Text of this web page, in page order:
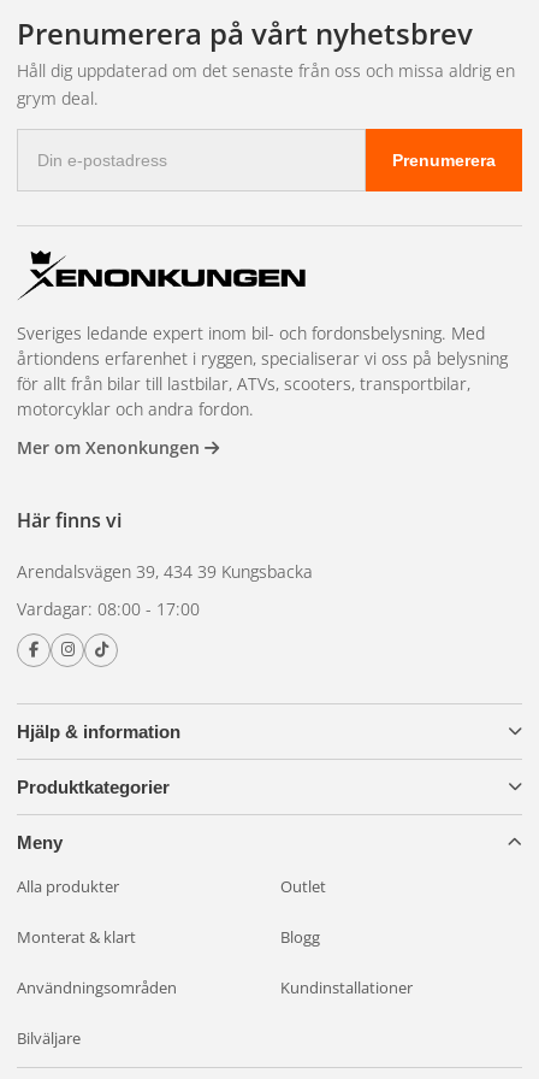
fakturabetalning, mängdrabatter, en dedikerad kundansvarig och
prioriterad lagerreservation på högvolymsartiklar. Vi har även
showroom i Kungsbacka för demonstrationer och teknisk
rådgivning. Läs mer och kom igång på
Prenumerera på vårt nyhetsbrev
Håll dig uppdaterad om det senaste från oss och missa aldrig en
grym deal.
postadress
Prenumerera
Hjälp & information
Produktkategorier
Meny
Alla produkter Outlet
Monterat & klart Blogg
Användningsområden Kundinstallationer
Bilväljare
Sveriges ledande expert inom bil- och fordonsbelysning. Med
årtiondens erfarenhet i ryggen, specialiserar vi oss på belysning
för allt från bilar till lastbilar, ATVs, scooters, transportbilar,
motorcyklar och andra fordon.
Mer om Xenonkungen
Här finns vi
Arendalsvägen 39, 434 39 Kungsbacka
Vardagar: 08:00 - 17:00